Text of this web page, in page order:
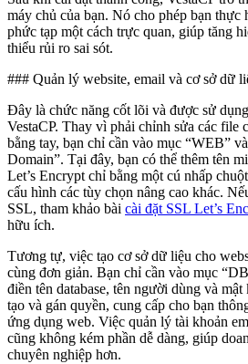
máy chủ của bạn. Nó cho phép bạn thực
phức tạp một cách trực quan, giúp tăng
thiểu rủi ro sai sót.
### Quản lý website, email và cơ sở dữ
Đây là chức năng cốt lõi và được sử
VestaCP. Thay vì phải chỉnh sửa các file
bằng tay, bạn chỉ cần vào mục “WEB”
Domain”. Tại đây, bạn có thể thêm tên
Let’s Encrypt chỉ bằng một cú nhấp
cấu hình các tùy chọn nâng cao khác.
SSL, tham khảo bài cài đặt SSL Let’s
hữu ích.
Tương tự, việc tạo cơ sở dữ liệu cho
cùng đơn giản. Bạn chỉ cần vào mục
điền tên database, tên người dùng và
tạo và gán quyền, cung cấp cho bạn
ứng dụng web. Việc quản lý tài khoản
cũng không kém phần dễ dàng, giúp
chuyên nghiệp hơn.